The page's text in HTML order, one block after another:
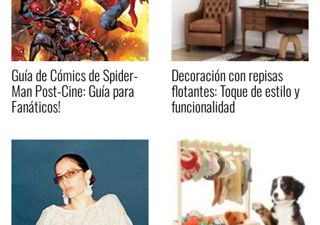
Guía de Cómics de Spider-
Man Post-Cine: Guía para
Fanáticos!
Decoración con repisas
flotantes: Toque de estilo y
funcionalidad